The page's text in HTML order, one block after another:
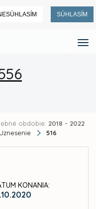
SÚHLASÍM
obdobie: 2018 - 2022
Uznesenie 516
KONANIA: